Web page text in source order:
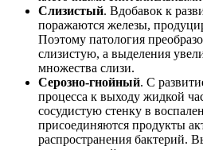
Слизистый. Вдобавок к
поражаются железы,
Поэтому патология
слизистую, а выделения
множества слизи.
Серозно-гнойный. С
процесса к выходу жидкой
сосудистую стенку в
присоединяются продукты
распространения бактерий.